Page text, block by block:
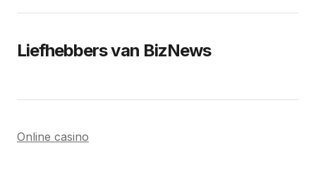
Liefhebbers van BizNews
Online casino